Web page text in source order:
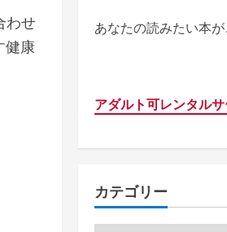
わせ
健康
あなたの読みたい本が
アダルト可レンタル
カテゴリー